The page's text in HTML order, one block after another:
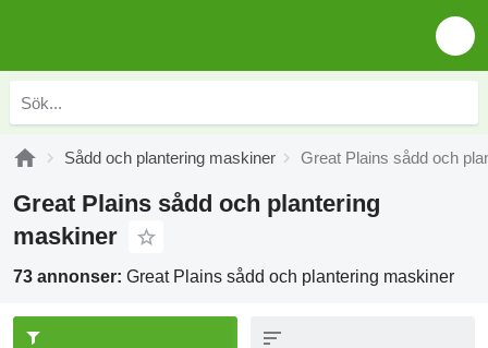
Sådd och plantering maskiner Great Plains sådd och
Great Plains sådd och plantering
maskiner
73 annonser: Great Plains sådd och plantering maskiner